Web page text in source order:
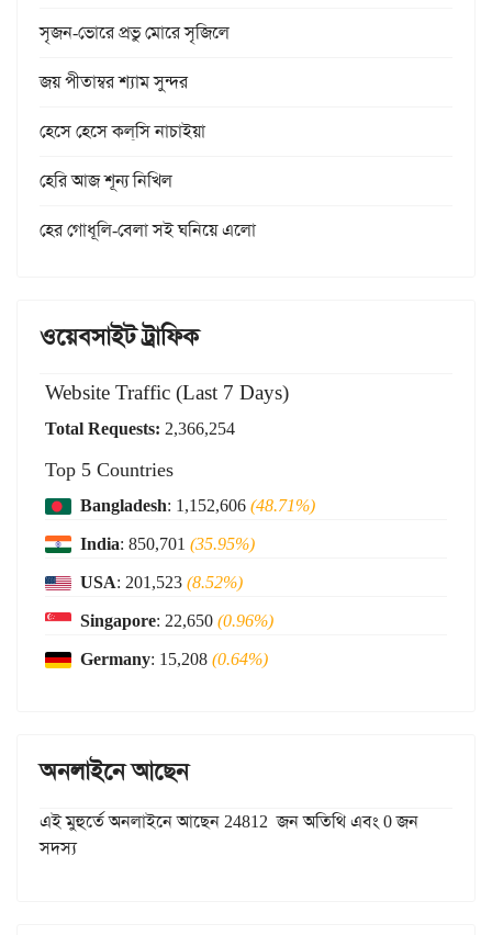
সৃজন-ভোরে প্রভু মোরে সৃজিলে
জয় পীতাম্বর শ্যাম সুন্দর
হেসে হেসে কল্‌সি নাচাইয়া
হেরি আজ শূন্য নিখিল
হের গোধূলি-বেলা সই ঘনিয়ে এলো
ওয়েবসাইট ট্রাফিক
Website Traffic (Last 7 Days)
Total Requests: 2,366,254
Top 5 Countries
Bangladesh: 1,152,606(48.71%)
India: 850,701 (35.95%)
USA: 201,523(8.52%)
Singapore: 22,650(0.96%)
Germany: 15,208(0.64%)
অনলাইনে আছেন
এই মুহুর্তে অনলাইনে আছেন 24812 জন অতিথি এবং 0 জন
সদস্য